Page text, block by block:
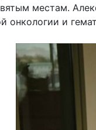
местам.
онкологии и